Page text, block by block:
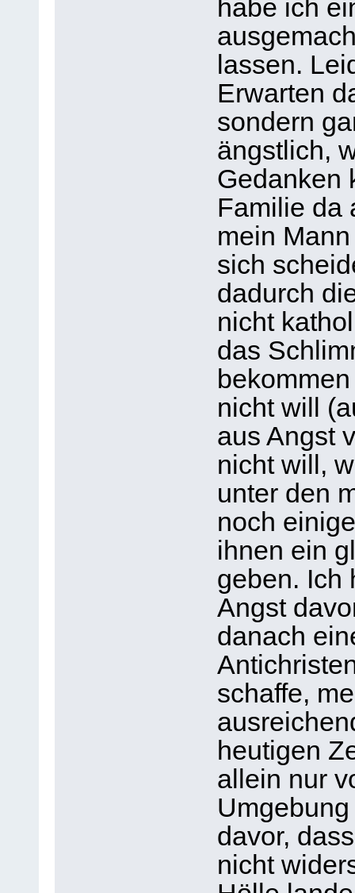
habe ich
lassen.
Erwarten
sondern
ängstlich,
Gedanken
Familie da
mein
sich
dadurch
nicht
das
nicht will
aus Angst
nicht will,
unter den
noch
ihnen ein
geben. Ich
Angst
danach
schaffe,
heutigen
allein nur
davor,
nicht